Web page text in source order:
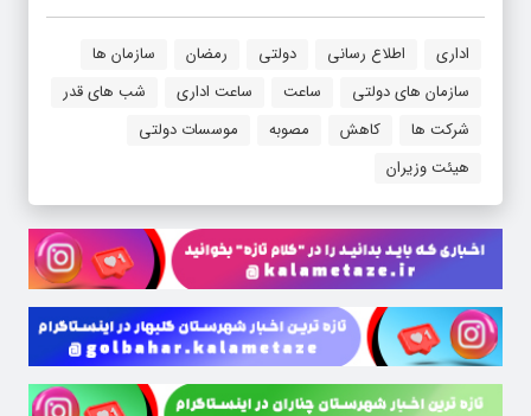
اداری اطلاع رسانی دولتی رمضان
سازمان ها
سازمان های دولتی
ساعت ساعت اداری
شب های قدر
شرکت ها
کاهش مصوبه
موسسات دولتی
هیئت وزیران